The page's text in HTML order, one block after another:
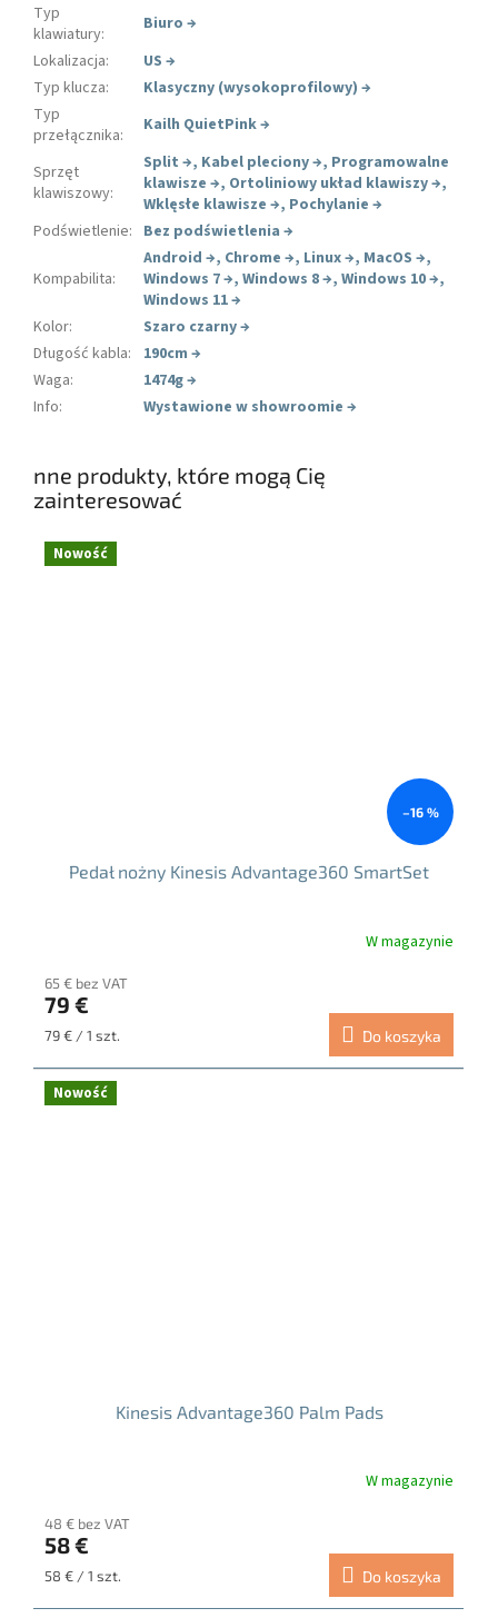
Typ
klawiatury: Biuro →
Lokalizacja: US →
Typ klucza: Klasyczny (wysokoprofilowy) →
Typ
przełącznika: Kailh QuietPink→
Sprzęt
klawiszowy:
Split →, Kabel pleciony→, Programowalne
klawisze →, Ortoliniowy układ klawiszy→,
Wklęsłe klawisze →, Pochylanie →
Podświetlenie: Bez podświetlenia →
Kompabilita:
Android →, Chrome →, Linux→, MacOS →,
Windows 7→, Windows 8→, Windows 10→,
Windows 11→
Kolor: Szaro czarny→
Długość kabla: 190cm →
Waga: 1474g→
Info: Wystawione w showroomie →
nne produkty, które mogą Cię
zainteresować
Nowość
–16 %
Pedał nożny Kinesis Advantage360 SmartSet
W magazynie
65 € bez VAT
79 €
Cena
79 € / 1 szt. Do koszyka
Nowość
Kinesis Advantage360 Palm Pads
W magazynie
48 € bez VAT
58 €
Cena
58 € / 1 szt. Do koszyka